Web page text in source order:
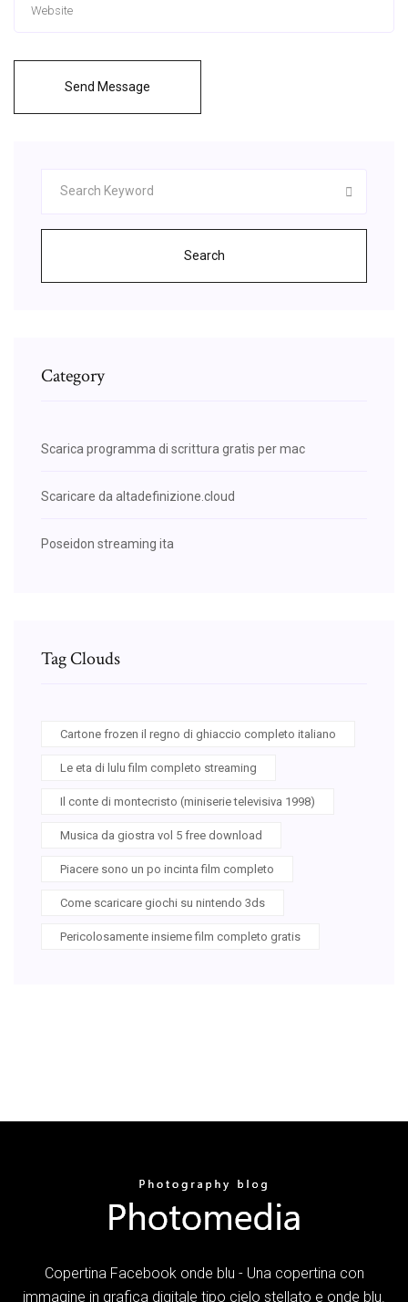
Send Message
Search
Category
Scarica programma di scrittura gratis per mac
Scaricare da altadefinizione.cloud
Poseidon streaming ita
Tag Clouds
Cartone frozen il regno di ghiaccio completo italiano
Le eta di lulu film completo streaming
Il conte di montecristo (miniserie televisiva 1998)
Musica da giostra vol 5 free download
Piacere sono un po incinta film completo
Come scaricare giochi su nintendo 3ds
Pericolosamente insieme film completo gratis
Copertina Facebook onde blu - Una copertina con
immagine in grafica digitale tipo cielo stellato e onde blu.